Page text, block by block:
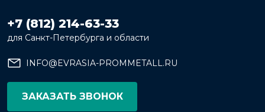
+7 (812) 214-63-33
для Санкт-Петербурга и области
INFO@EVRASIA-PROMMETALL.RU
ЗАКАЗАТЬ ЗВОНОК